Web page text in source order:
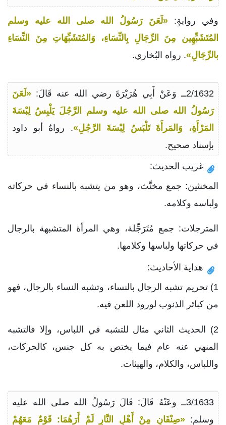
وفي روايةٍ: «لَعَنَ رَسُولُ الله صلى الله عليه وسلم
المُتَشَبِّهِين مِنَ الرِّجَالِ بِالنِّسَاءِ، وَالمُتَشَبِّهَاتِ مِنَ النِّسَاءِ
بالرِّجَالِ». رواه البُخاري.
2/1632ــ وَعَنْ أَبِي هُرَيْرَةَ رضي الله عنه قَالَ:
«لَعَنَ
رَسُولُ الله صلى الله عليه وسلم الرَّجُلَ يَلْبِسُ لِبْسَةَ
المَرْأَةِ، وَالمَرأَةَ تَلْبَسُ لِبْسَةَ الرَّجُلِ». رواهُ أبو داود
بإسناد صحيح.
غريب الحديث:
المخنثين: جمع مخنَّث، وهو من يتشبه بالنساء في حركاته
ولباسه وكلامه.
المترجلات: جمع مُتَرَجِّلة، وهي المرأة المتشبهة بالرجال
في حركاتها ولباسها وكلامها.
هداية الأحاديث:
1) تحريم تشبه الرجال بالنساء، وتشبه النساء بالرجال، فهو
من كبائر الذنوب لورود اللعن فيه.
2) الحديث الثاني مثال للتشبه في اللباس، وإلا فالتشبه
المنهي عنه عام فيما يختص به كل جنس، كالحركات،
واللباس، والكلام، والهيئات.
3/1633ــ وعَنْهُ قَالَ: قَالَ رَسُولُ الله صلى الله عليه
وسلم:«صِنْفَانِ مِنْ أَهْلِ النَّارِ لَمْ أَرَهُمَا: قَوْمٌ مَعَهُمْ